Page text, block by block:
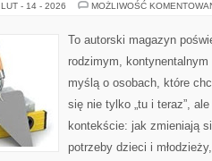
LUT - 14 - 2026 MOŻLIWOŚĆ
To autorski magazyn
rodzimym,
myślą o osobach, które
się nie tylko „tu i teraz”,
kontekście: jak zmieniają
potrzeby dzieci i